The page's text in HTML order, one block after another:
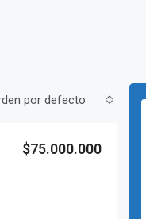
por defecto
$75.000.000